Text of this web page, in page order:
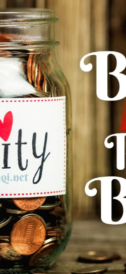
BAHASA CINTA KARENA ALLAH
SENDIRI